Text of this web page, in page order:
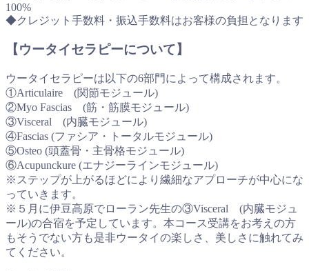
100%
◆クレジット手数料・振込手数料はお客様の負担となります
【ウータイセラピーについて】
ウータイセラピーは以下の6部門によって構成されます。
①Articulaire (関節モジュール)
②Myo Fascias (筋・筋膜モジュール)
③Visceral (内臓モジュール)
④Fascias (ファシア・トータルモジュール)
⑤Osteo (頭蓋骨・主骨格モジュール)
⑥Acupunckure (エナジーラインモジュール)
※ステップが上がるほどにより繊細なアプローチが中心にな
っていきます。
※５月に伊豆高原でローラン先生の③Visceral (内臓モジュ
ール)の合宿を予定しています。本コース受講をお考えの方
もそうでない方も是非ウータイの楽しさ、美しさに触れてみ
てください。